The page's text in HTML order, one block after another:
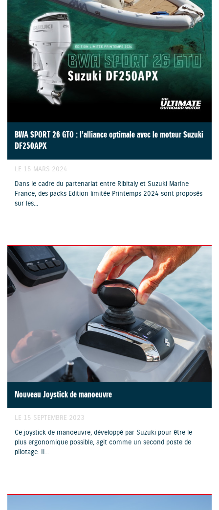
BWA SPORT 26 GTO : l’alliance optimale avec le moteur Suzuki
DF250APX
LE 15 MARS 2024
Dans le cadre du partenariat entre Ribitaly et Suzuki Marine
France, des packs Edition limitée Printemps 2024 sont proposés
sur les...
Nouveau Joystick de manoeuvre
LE 15 SEPTEMBRE 2023
Ce joystick de manoeuvre, développé par Suzuki pour être le
plus ergonomique possible, agit comme un second poste de
pilotage. Il...